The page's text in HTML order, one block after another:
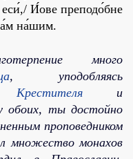
И́ове преподо́бне
на́шим.
много
, уподобляясь
и
обоих, ты достойно
проповедником
множество монахов